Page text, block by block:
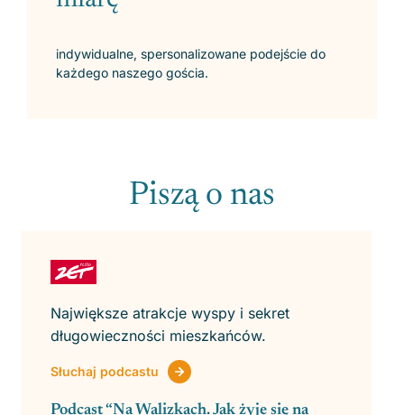
indywidualne, spersonalizowane podejście do
każdego naszego gościa.
Piszą o nas
Największe atrakcje wyspy i sekret
długowieczności mieszkańców.
Słuchaj podcastu
Podcast “Na Walizkach. Jak żyje się na